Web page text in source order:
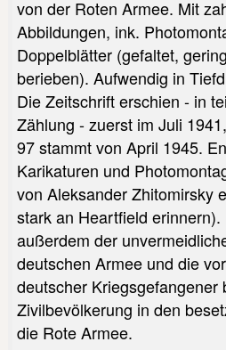
von der Roten Armee. Mit
Abbildungen, ink.
Doppelblätter (gefaltet, gering
berieben). Aufwendig in
Die Zeitschrift erschien - in
Zählung - zuerst im Juli
97 stammt von April 1945.
Karikaturen und
von Aleksander Zhitomirsky
stark an Heartfield erinnern).
außerdem der
deutschen Armee und die
deutscher Kriegsgefangener
Zivilbevölkerung in den
die Rote Armee.